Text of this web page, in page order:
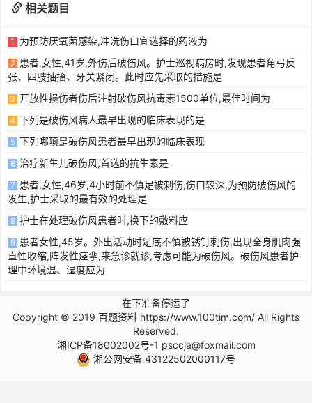
相关题目
1 为预防厌氧菌感染,冲洗伤口宜选择的药液为
2 患者,女性,41岁,外伤后破伤风。护士巡视病房时,发现患者角弓反
张、四肢抽搐、牙关紧闭。此时应先采取的措施是
3 开放性损伤者伤后注射破伤风抗毒素1500单位,最佳时间为
4 下列是破伤风病人最早出现的临床表现的是
5 下列哪项是破伤风患者最早出现的临床表现
6 治疗新生儿破伤风,首选的抗生素是
7 患者,女性,46岁,4小时前不慎足被刺伤,伤口较深,为预防破伤风的
发生,护士采取的最有效的处理是
8 护士在处理破伤风患者时,换下的敷料应
9 患者女性,45岁。外出活动时足底不慎被锈钉刺伤,出现全身肌肉强
直性收缩,阵发性痉挛,来急诊就诊,考虑可能为破伤风。破伤风患者护
理中环境温、湿度应为
在下准备停运了
Copyright © 2019 百题资料 https://www.100tim.com/ All Rights
Reserved.
湘ICP备18002002号-1 psccja@foxmail.com
湘公网安备 43122502000117号